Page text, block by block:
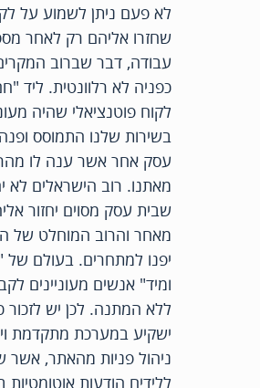
לא פעם ניתן לשמוע על
שחזרו אליהם רק לאחר
עבודה, דבר שברוב
כפניה לא רלוונטית. ליד
לקוח פוטנציאלי שהיה
בשירות שלנו התמוסס
עסק אחר אשר ענה לו מהר
מאתנו. רוב הישראלים לא
שבית עסק מסוים יחזור
מאחר והרוב המוחלט של
יפנו למתחרים. בעולם של
ומיד" אנשים מעוניינים
ללא המתנה. לכן יש לזכור
ישקיע במערכת מתקדמת
ניהול פניות מהאתר, אשר
ללידים הודעות אוטומטיות